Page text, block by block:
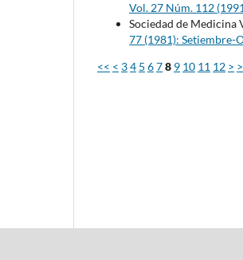
Vol. 27 Núm. 112
Sociedad de Medicina
77 (1981): Setiembre-
<< < 34 5 678 9 10 11 12 >